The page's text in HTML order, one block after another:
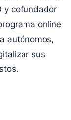
y cofundador
online
autónomos,
sus